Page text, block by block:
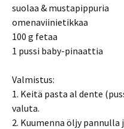
suolaa & mustapippuria
omenaviinietikkaa
100 g fetaa
1 pussi baby-pinaattia
Valmistus:
1. Keitä pasta al dente
valuta.
2. Kuumenna öljy